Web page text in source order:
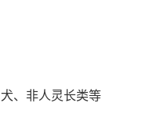
、非人灵长类等